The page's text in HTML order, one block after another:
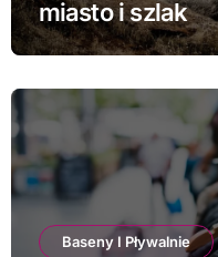
miasto i szlak
Baseny I Pływalnie